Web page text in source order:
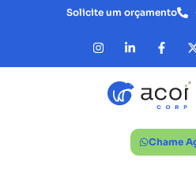
Solicite um orçamento
Chame